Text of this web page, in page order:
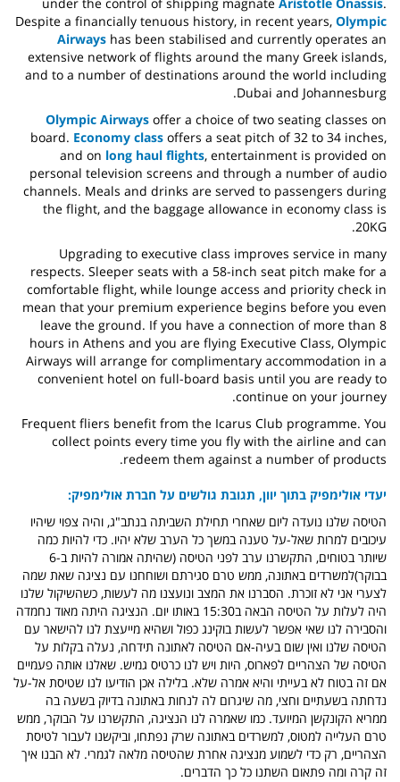
under the control of shipping magnate Aristotle Onassis.
Despite a financially tenuous history, in recent years, Olympic
Airways has been stabilised and currently operates an
extensive network of flights around the many Greek islands,
and to a number of destinations around the world including
Dubai and Johannesburg.
Olympic Airways offer a choice of two seating classes on
board. Economy class offers a seat pitch of 32 to 34 inches,
and on long haul flights, entertainment is provided on
personal television screens and through a number of audio
channels. Meals and drinks are served to passengers during
the flight, and the baggage allowance in economy class is
20KG.
Upgrading to executive class improves service in many
respects. Sleeper seats with a 58-inch seat pitch make for a
comfortable flight, while lounge access and priority check in
mean that your premium experience begins before you even
leave the ground. If you have a connection of more than 8
hours in Athens and you are flying Executive Class, Olympic
Airways will arrange for complimentary accommodation in a
convenient hotel on full-board basis until you are ready to
continue on your journey.
Frequent fliers benefit from the Icarus Club programme. You
collect points every time you fly with the airline and can
redeem them against a number of products.
יעדי אולימפיק בתוך יוון, תגובת גולשים על חברת אולימפיק:
הטיסה שלנו נועדה ליום שאחרי תחילת השביתה בנתב"ג, והיה צפוי שיהיו
עיכובים למרות שאל-על טענה במשך כל הערב שלא יהיו. כדי להיות כמה
שיותר בטוחים, התקשרנו ערב לפני הטיסה (שהיתה אמורה להיות ב-6
בבוקר)למשרדים באתונה, ממש טרם סגירתם ושוחחנו עם נציגה שאת שמה
לצערי אני לא זוכרת. הסברנו את המצב ונועצנו מה לעשות, כשהשיקול שלנו
היה לעלות על הטיסה הבאה ב15:30 באותו יום. הנציגה היתה מאוד נחמדה
והסבירה לנו שאי אפשר לעשות בוקינג כפול ושהיא מייעצת לנו להישאר עם
הטיסה שלנו ואין שום בעיה-אם הטיסה לאתונה תידחה, נעלה בקלות על
הטיסה של הצהריים לפארוס, היות ויש לנו כרטיס גמיש. שאלנו אותה פעמיים
אם זה בטוח לא בעייתי והיא אמרה שלא. בלילה אכן הודיעו לנו שטיסת אל-על
נדחתה בשעתיים וחצי, מה שיגרום לה לנחות באתונה בדיוק בשעה בה
ממריא הקונקשן המיועד. כמו שאמרה לנו הנציגה, התקשרנו על הבוקר, ממש
טרם העלייה למטוס, למשרדים באתונה שרק נפתחו, וביקשנו לעבור לטיסת
הצהריים, רק כדי לשמוע מנציגה אחרת שהטיסה מלאה לגמרי. לא הבנו איך
זה קרה ומה פתאום השתנו כל כך הדברים.